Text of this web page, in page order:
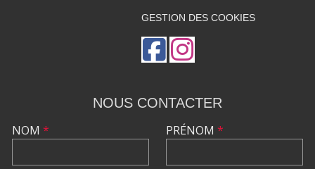
GESTION DES COOKIES
NOUS CONTACTER
NOM * PRÉNOM *